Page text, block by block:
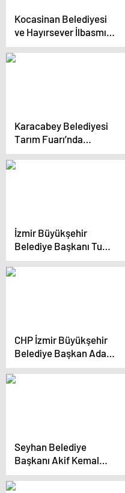
Kocasinan Belediyesi
ve Hayırsever İlbasmış
Ailesi, Aile Sağlığı
Merkezi Açılışını
Karacabey Belediyesi
Tarım Fuarı’nda
İhracat Odaklı
Çalışmalarıyla
İzmir Büyükşehir
Belediye Başkanı Tunç
Soyer, İEKKK’nın 124.
toplantısına ev
CHP İzmir Büyükşehir
Belediye Başkan Adayı
Cemil Tugay, Ege
Bölgesi Diyarbakır
Seyhan Belediye
Başkanı Akif Kemal
Akay’dan videolu
mesaj